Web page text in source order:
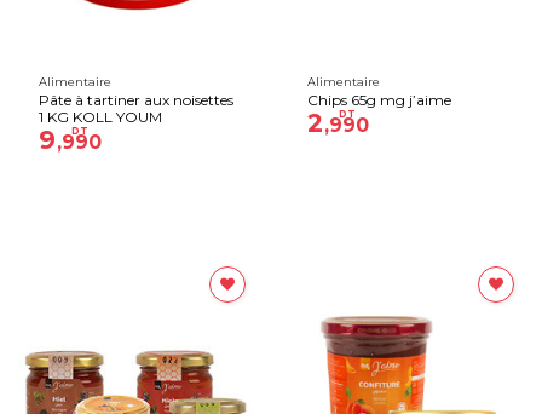
Alimentaire
Pâte à tartiner aux noisettes
1 KG KOLL YOUM
9,990
DT
Alimentaire
Chips 65g mg j’aime
2,990
DT